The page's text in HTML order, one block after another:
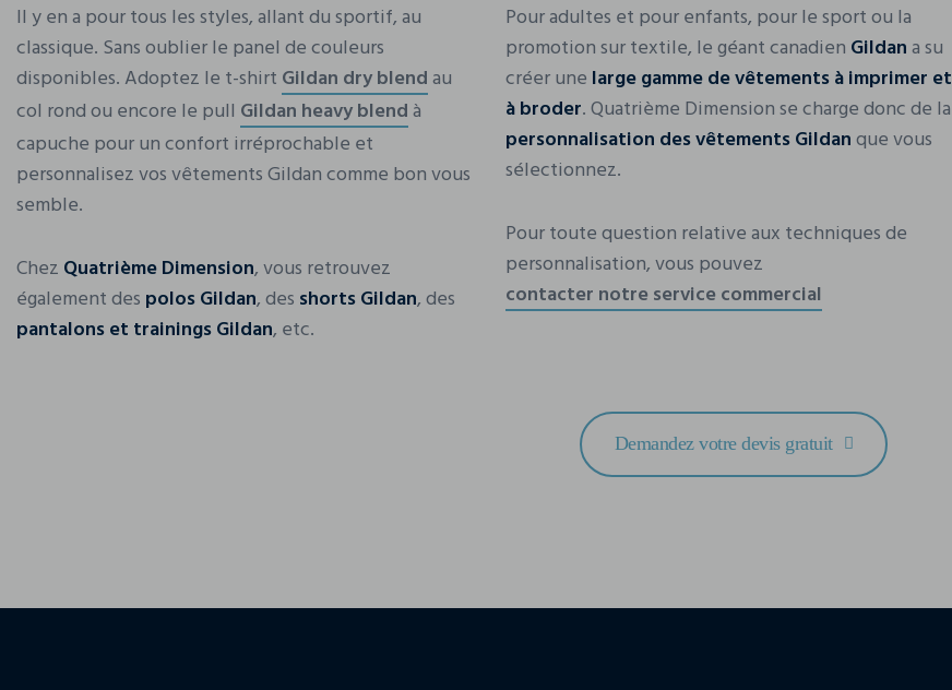
Il y en a pour tous les styles, allant du sportif, au
classique. Sans oublier le panel de couleurs
disponibles. Adoptez le t-shirt Gildan dry blendau
col rond ou encore le pull Gildan heavy blendà
capuche pour un confort irréprochable et
personnalisez vos vêtements Gildan comme bon vous
semble.
Chez Quatrième Dimension, vous retrouvez
également des polos Gildan, des shorts Gildan, des
pantalons et trainings Gildan, etc.
Pour adultes et pour enfants, pour le sport ou la
promotion sur textile, le géant canadien Gildana su
créer une large gamme de vêtements à imprimer et
à broder. Quatrième Dimension se charge donc de la
personnalisation des vêtements Gildanque vous
sélectionnez.
Pour toute question relative aux techniques de
personnalisation, vous pouvez
contacter notre service commercial
Demandez votre devis gratuit